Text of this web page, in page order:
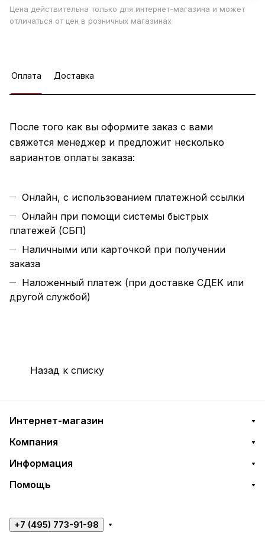
Цена действительна только для интернет-магазина и может
отличаться от цен в розничных магазинах
Оплата Доставка
После того как вы оформите заказ с вами
свяжется менеджер и предложит несколько
вариантов оплаты заказа:
Онлайн, с использованием платежной ссылки
Онлайн при помощи системы быстрых
платежей (СБП)
Наличными или карточкой при получении
заказа
Наложенный платеж (при доставке СДЕК или
другой службой)
Назад к списку
Интернет-магазин
Компания
Информация
Помощь
+7 (495) 773-91-98